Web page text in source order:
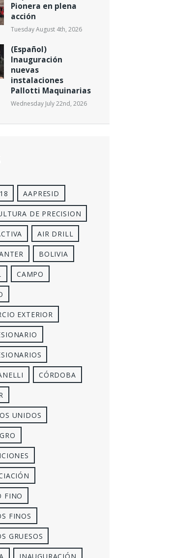
Pionera en plena
acción
Tuesday August 4th, 2026
(Español)
Inauguración
nuevas
instalaciones
Pallotti Maquinarias
Wednesday July 22nd, 2026
AAPRESID
DE PRECISION
AIR DRILL
BOLIVIA
CAMPO
EXTERIOR
CÓRDOBA
UNIDOS
FINO
FINOS
GRUESOS